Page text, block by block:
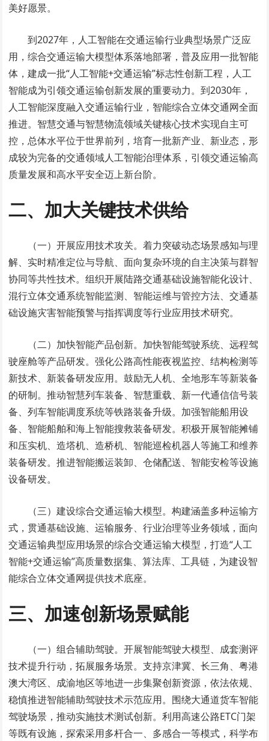
美好愿景。
到2027年，人工智能在交通运输行业典型场景广泛应
用，综合交通运输大模型体系落地部署，普及应用一批智能
体，建成一批“人工智能+交通运输”标志性创新工程，人工
智能成为引领交通运输创新发展的重要动力。到2030年，
人工智能深度融入交通运输行业，智能综合立体交通网全面
推进。智慧交通与智慧物流领域关键核心技术实现自主可
控，总体水平位于世界前列，培育一批新产业、新业态，形
成较为完备的交通领域人工智能治理体系，引领交通运输高
质量发展和高水平安全迈上新台阶。
二、加大关键技术供给
（一）开展应用技术攻关。着力突破动态场景感知与理
解、实时精准定位与导航、面向复杂环境的自主决策与群智
协同等共性技术。组织开展陆路交通基础设施智能化设计、
混行立体交通系统智能监测、智能运维与管控方法、交通基
础设施灾害智能预警与指挥调度等行业应用技术研究。
（二）加快智能产品创新。加快智能驾驶系统、远程驾
驶座舱等产品研发。强化公路高性能夜视监控、结构检测等
新技术、新装备研发应用。鼓励无人机、全地形车等新装备
的研制。推动智慧列车装备、智慧重载、新一代通信信号装
备、列车智能调度系统等铁路装备升级。加强智能船用设
备、智能船舶和海上智能搜救装备研发。积极开展智能摊铺
和压实机、造塔机、造桥机、智能巡检机器人等施工和维养
装备研发。推进智能搬运装卸、仓储配送、智能安检等设施
设备研发。
（三）建设综合交通运输大模型。构建涵盖多种运输方
式，贯通基础设施、运输服务、行业治理等业务领域，面向
交通运输典型应用场景的综合交通运输大模型，打造“人工
智能+交通运输”高质量数据集、算法库、工具链，为建设智
能综合立体交通网提供技术底座。
三、加速创新场景赋能
（一）组合辅助驾驶。开展智能驾驶大模型、成套测评
技术提升行动，拓展服务场景。支持京津冀、长三角、粤港
澳大湾区、成渝地区等地进一步集聚创新资源，依法依规、
稳慎推进智能辅助驾驶技术示范应用。围绕大通道货车智能
驾驶场景，推动实施技术测试创新。利用高速公路ETC门架
等既有设施，探索采用多杆合一、多感合一等模式，科学布